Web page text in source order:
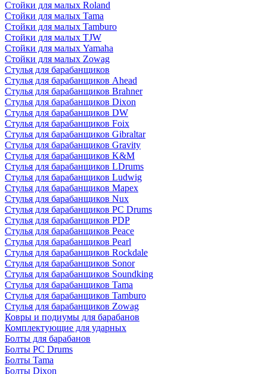
Стойки для малых Roland
Стойки для малых Tama
Стойки для малых Tamburo
Стойки для малых TJW
Стойки для малых Yamaha
Стойки для малых Zowag
Стулья для барабанщиков
Стулья для барабанщиков Ahead
Стулья для барабанщиков Brahner
Стулья для барабанщиков Dixon
Стулья для барабанщиков DW
Стулья для барабанщиков Foix
Стулья для барабанщиков Gibraltar
Стулья для барабанщиков Gravity
Стулья для барабанщиков K&M
Стулья для барабанщиков LDrums
Стулья для барабанщиков Ludwig
Стулья для барабанщиков Mapex
Стулья для барабанщиков Nux
Стулья для барабанщиков PC Drums
Стулья для барабанщиков PDP
Стулья для барабанщиков Peace
Стулья для барабанщиков Pearl
Стулья для барабанщиков Rockdale
Стулья для барабанщиков Sonor
Стулья для барабанщиков Soundking
Стулья для барабанщиков Tama
Стулья для барабанщиков Tamburo
Стулья для барабанщиков Zowag
Ковры и подиумы для барабанов
Комплектующие для ударных
Болты для барабанов
Болты PC Drums
Болты Tama
Болты Dixon